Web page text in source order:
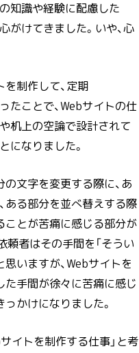
知識や経験に配慮した
がけてきました。いや、心
を制作して、定期
たことで、Webサイトの仕
机上の空論で設計されて
になりました。
文字を変更する際に、あ
ある部分を並べ替えする際
ことが苦痛に感じる部分が
頼者はその手間を「そうい
いますが、Webサイトを
た手間が徐々に苦痛に感じ
かけになりました。
イトを制作する仕事」と考